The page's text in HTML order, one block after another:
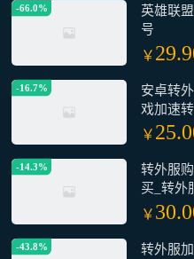
英雄联
号
安卓转
戏加速
￥
转外服
买_转外
￥